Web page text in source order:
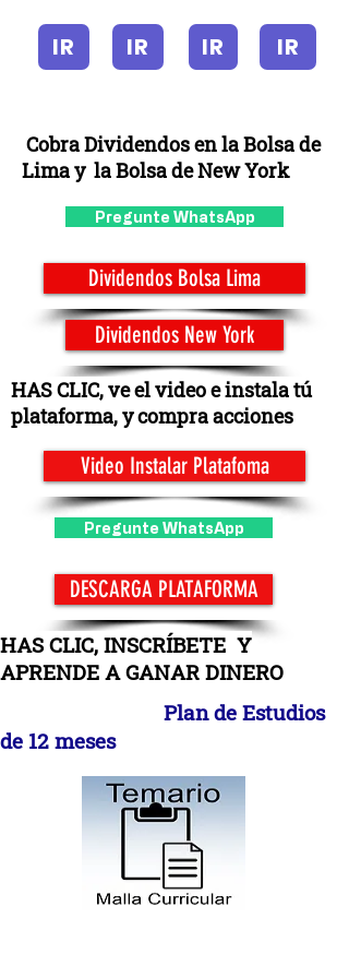
IR IR IR IR
Cobra Dividendos en la Bolsa de
Lima y la Bolsa de New York
Pregunte WhatsApp
Dividendos Bolsa Lima
Dividendos New York
HAS CLIC, ve el video e instala tú
plataforma, y compra acciones
Video Instalar Platafoma
Pregunte WhatsApp
DESCARGA PLATAFORMA
HAS CLIC, INSCRÍBETE Y
APRENDE A GANAR DINERO
Plan de Estudios
de 12 meses